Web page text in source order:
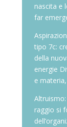
nascita e
far
tipo 7c:
della
energie
e
Altruismo:
raggio si